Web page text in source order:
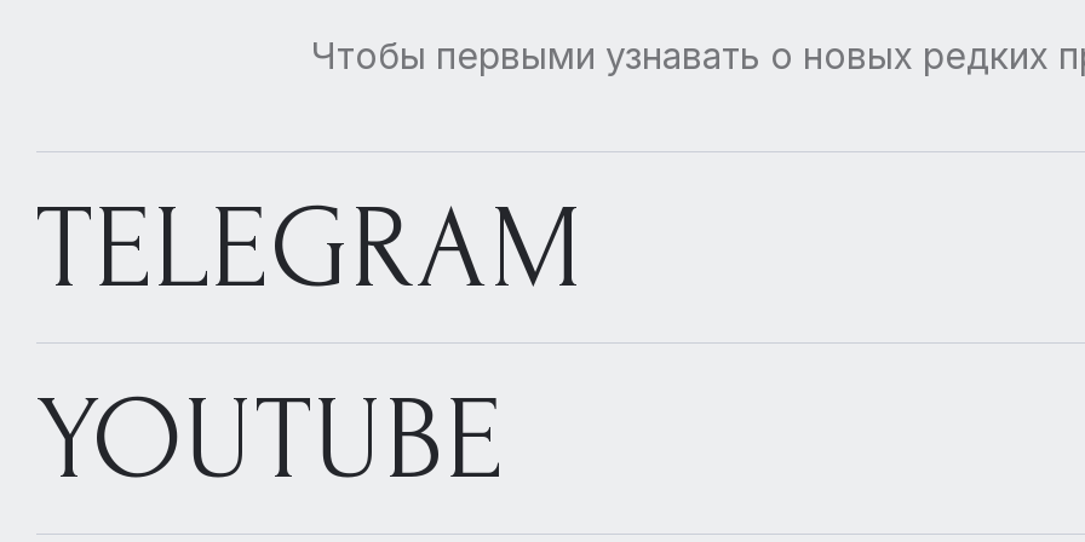
Чтобы первыми узнавать о новых редких
TELEGRAM
YOUTUBE